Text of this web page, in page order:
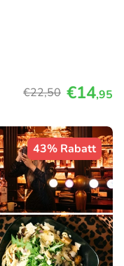
€22,50 €14,95
43% Rabatt